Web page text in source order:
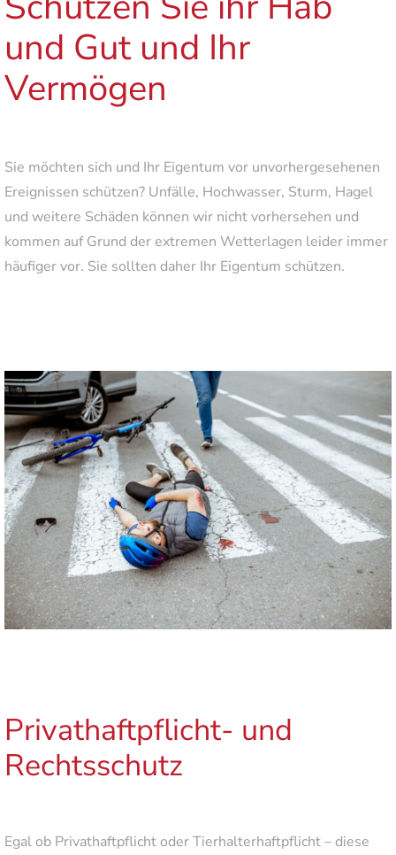
und Gut und Ihr
Vermögen
Sie möchten sich und Ihr Eigentum vor unvorhergesehenen
Ereignissen schützen? Unfälle, Hochwasser, Sturm, Hagel
und weitere Schäden können wir nicht vorhersehen und
kommen auf Grund der extremen Wetterlagen leider immer
häufiger vor. Sie sollten daher Ihr Eigentum schützen.
Privathaftpflicht- und
Rechtsschutz
Egal ob Privathaftpflicht oder Tierhalterhaftpflicht – diese